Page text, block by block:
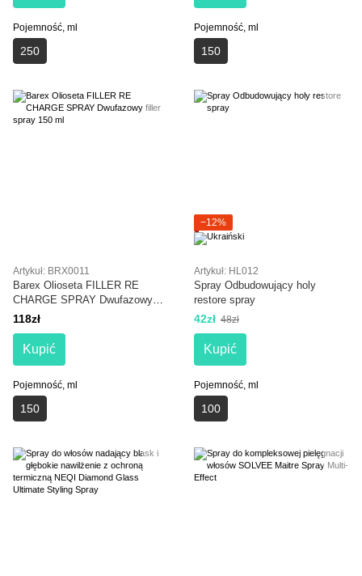
Pojemność, ml
250
Pojemność, ml
150
Artykuł: BRX0011
Barex Olioseta FILLER RE
CHARGE SPRAY Dwufazowy
filler spray 150 ml
118zł
Kupić
Pojemność, ml
150
−12%
Artykuł: HL012
Spray Odbudowujący holy
restore spray
42zł 48zł
Kupić
Pojemność, ml
100